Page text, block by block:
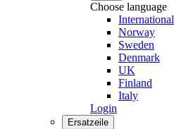
Choose language
International
Norway
Sweden
Denmark
UK
Finland
Italy
Login
Ersatzeile